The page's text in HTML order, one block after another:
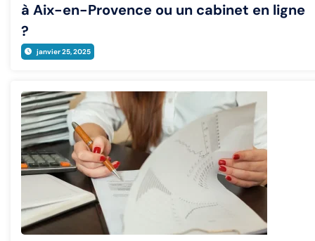
à Aix-en-Provence ou un cabinet en ligne
?
janvier 25, 2025